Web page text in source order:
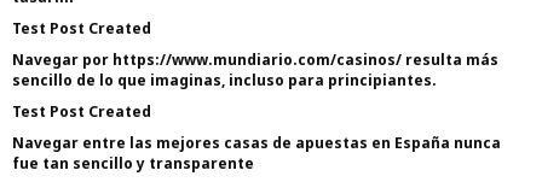
Test Post Created
Navegar por https://www.mundiario.com/casinos/ resulta más
sencillo de lo que imaginas, incluso para principiantes.
Test Post Created
Navegar entre las mejores casas de apuestas en España nunca
fue tan sencillo y transparente